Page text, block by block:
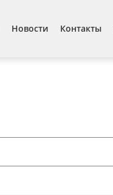
Новости Контакты